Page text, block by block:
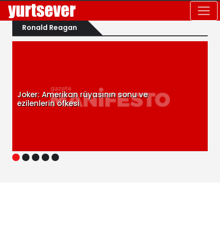
Ronald Reagan
1 2 3 4 5
Joker: Amerikan rüyasının sonu ve
ezilenlerin öfkesi